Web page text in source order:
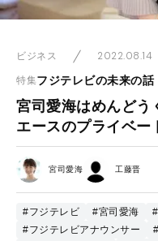
ビジネス 2022.08.14
特集フジテレビの未来の話
宮司愛海はめんどう
エースのプライベー
宮司愛海 工藤晋
#フジテレビ #宮司愛海
#フジテレビアナウンサー